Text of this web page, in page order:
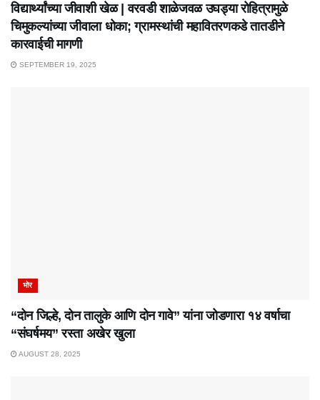
विद्यार्थ्यांच्या जीवाशी खेळ | वरवडी शाळेजवळ उघड्या रोहित्रामुळे
चिमुकल्यांच्या जीवाला धोका; ग्रामस्थांची महावितरणकडे तातडीने
कारवाईची मागणी
SEPTEMBER 19, 2025
भोर
“दोन जिल्हे, दोन तालुके आणि दोन गावे” यांना जोडणारा १४ वर्षाचा
“संघर्षमय” रस्ता अखेर खुला
AUGUST 28, 2025